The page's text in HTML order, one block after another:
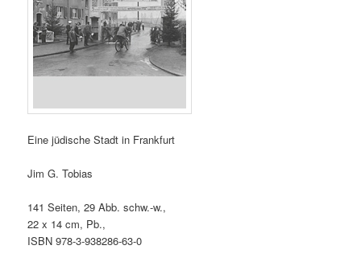
Eine jüdische Stadt in Frankfurt
Jim G. Tobias
141 Seiten, 29 Abb. schw.-w.,
22 x 14 cm, Pb.,
ISBN 978-3-938286-63-0